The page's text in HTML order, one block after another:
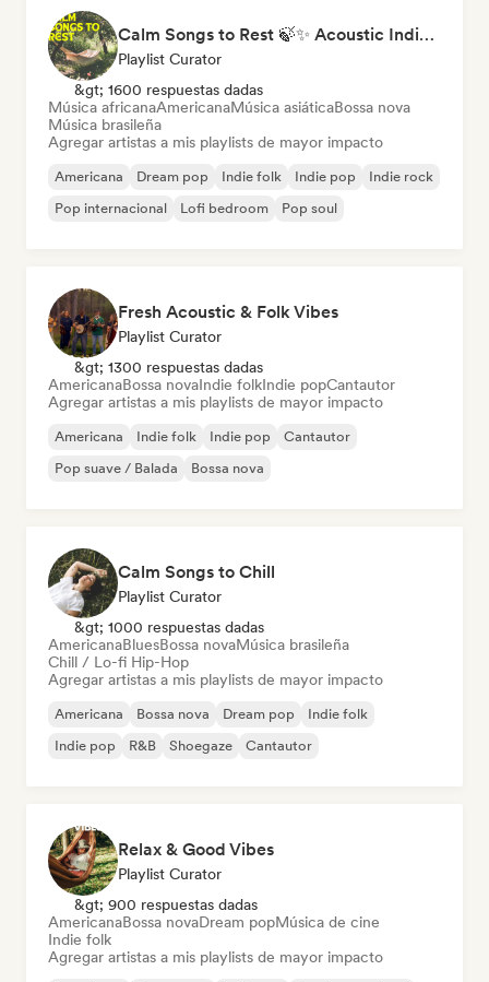
Calm Songs to Rest 🍃✨ Acoustic Indie Folk & Singer-Songwriter
Playlist Curator
&gt; 1600 respuestas dadas
Música africanaAmericanaMúsica asiáticaBossa nova
Música brasileña
Agregar artistas a mis playlists de mayor impacto
Americana Dream pop Indie folk Indie pop
Indie rock
Pop internacional
Lofi bedroom Pop soul
Fresh Acoustic & Folk Vibes
Playlist Curator
&gt; 1300 respuestas dadas
AmericanaBossa novaIndie folkIndie popCantautor
Agregar artistas a mis playlists de mayor impacto
Americana Indie folk Indie pop
Cantautor
Pop suave / Balada
Bossa nova
Calm Songs to Chill
Playlist Curator
&gt; 1000 respuestas dadas
AmericanaBluesBossa novaMúsica brasileña
Chill / Lo-fi Hip-Hop
Agregar artistas a mis playlists de mayor impacto
Americana Bossa nova Dream pop
Indie folk
Indie pop
R&B Shoegaze Cantautor
Relax & Good Vibes
Playlist Curator
&gt; 900 respuestas dadas
AmericanaBossa novaDream popMúsica de cine
Indie folk
Agregar artistas a mis playlists de mayor impacto